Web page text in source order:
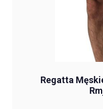
Regatta